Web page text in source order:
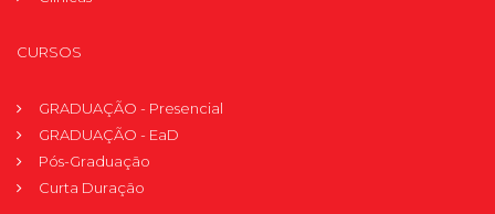
CURSOS
GRADUAÇÃO - Presencial
GRADUAÇÃO - EaD
Pós-Graduação
Curta Duração